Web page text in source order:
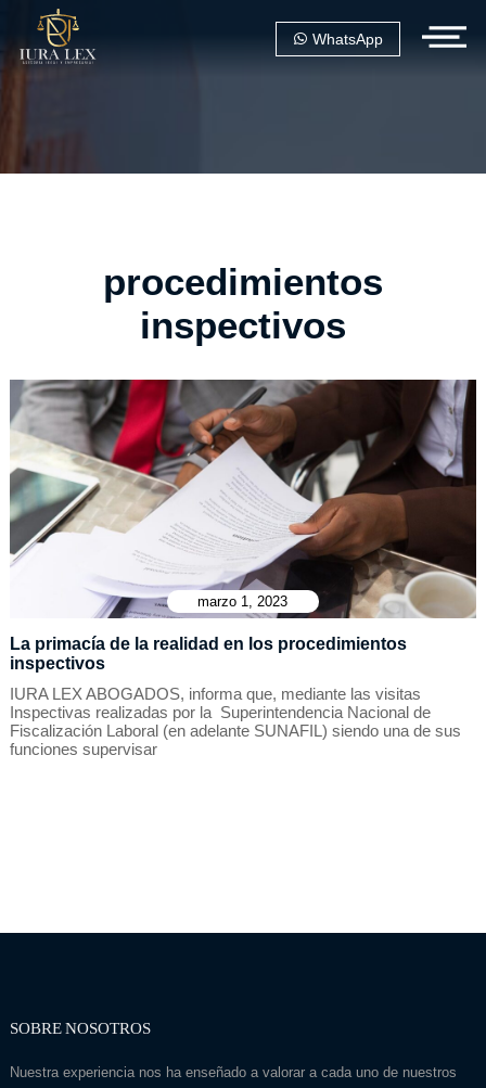
WhatsApp
procedimientos
inspectivos
marzo 1, 2023
La primacía de la realidad en los procedimientos
inspectivos
IURA LEX ABOGADOS, informa que, mediante las visitas
Inspectivas realizadas por la Superintendencia Nacional de
Fiscalización Laboral (en adelante SUNAFIL) siendo una de sus
funciones supervisar
SOBRE NOSOTROS
Nuestra experiencia nos ha enseñado a valorar a cada uno de nuestros